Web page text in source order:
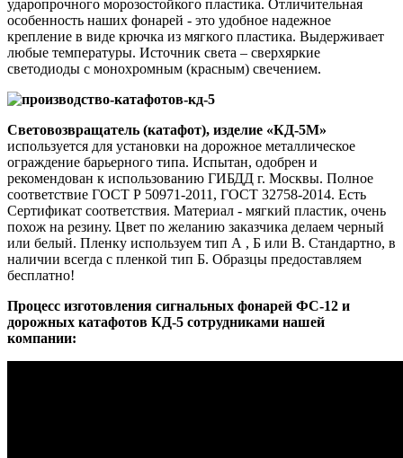
ударопрочного морозостойкого пластика. Отличительная
особенность наших фонарей - это удобное надежное
крепление в виде крючка из мягкого пластика. Выдерживает
любые температуры. Источник света – сверхяркие
светодиоды с монохромным (красным) свечением.
Световозвращатель (катафот), изделие «КД-5М»
используется для установки на дорожное металлическое
ограждение барьерного типа. Испытан, одобрен и
рекомендован к использованию ГИБДД г. Москвы. Полное
соответствие ГОСТ Р 50971-2011, ГОСТ 32758-2014. Есть
Сертификат соответствия. Материал - мягкий пластик, очень
похож на резину. Цвет по желанию заказчика делаем черный
или белый. Пленку используем тип А , Б или В. Стандартно, в
наличии всегда с пленкой тип Б. Образцы предоставляем
бесплатно!
Процесс изготовления сигнальных фонарей ФС-12 и
дорожных катафотов КД-5 сотрудниками нашей
компании: